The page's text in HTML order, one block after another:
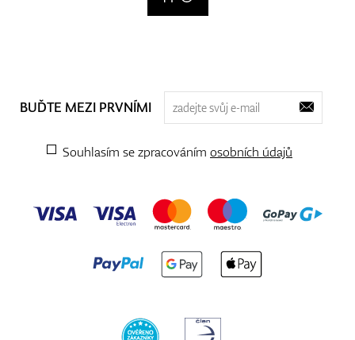
BUĎTE MEZI PRVNÍMI
Souhlasím se zpracováním osobních údajů